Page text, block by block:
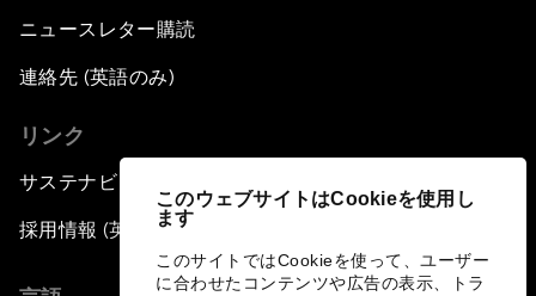
このウェブサイトはCookieを使用し
ます
このサイトではCookieを使って、ユーザー
に合わせたコンテンツや広告の表示、トラ
ニュースレター購読
連絡先 (英語のみ)
リンク
サステナビリティへの取り組み
採用情報 (英語のみ)